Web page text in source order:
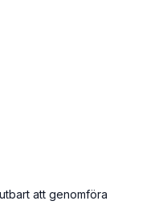
att genomföra